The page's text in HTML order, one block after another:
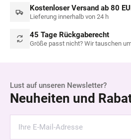
Kostenloser Versand ab 80
Lieferung innerhalb von 24 h
45 Tage Rückgaberecht
Größe passt nicht? Wir tauschen
Lust auf unseren Newsletter?
Neuheiten und